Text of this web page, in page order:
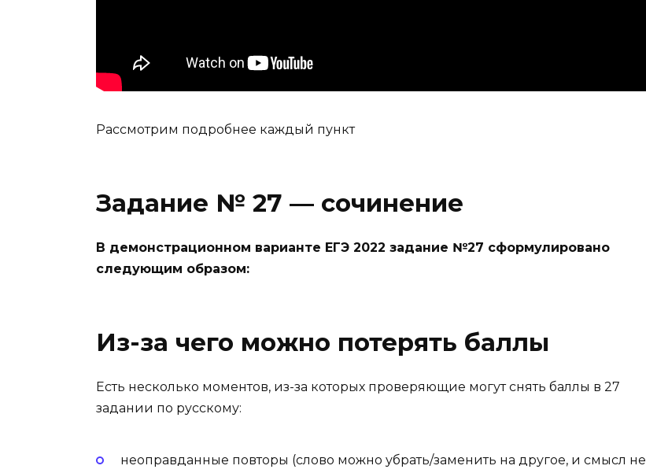
Рассмотрим подробнее каждый пункт
Задание № 27 — сочинение
В демонстрационном варианте ЕГЭ 2022 задание №27 сформулировано
следующим образом:
Из-за чего можно потерять баллы
Есть несколько моментов, из-за которых проверяющие могут снять баллы в 27
задании по русскому:
неоправданные повторы (слово можно убрать/заменить на другое, и смысл не